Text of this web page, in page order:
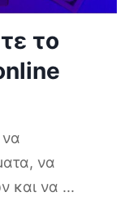
το
να
και να ...